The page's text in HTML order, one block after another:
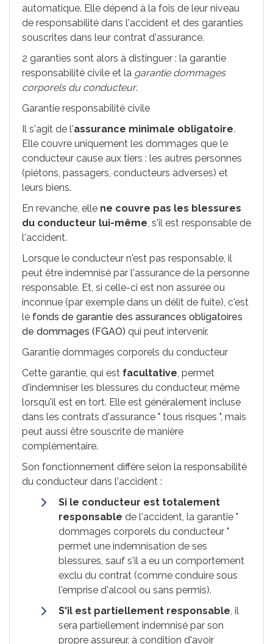
automatique. Elle dépend à la fois de leur niveau
de responsabilité dans l'accident et des garanties
souscrites dans leur contrat d'assurance.
2 garanties sont alors à distinguer : la garantie
responsabilité civile et la garantie dommages
corporels du conducteur.
Garantie responsabilité civile
Il s'agit de l'assurance minimale obligatoire.
Elle couvre uniquement les dommages que le
conducteur cause aux tiers : les autres personnes
(piétons, passagers, conducteurs adverses) et
leurs biens.
En revanche, elle ne couvre pas les blessures
du conducteur lui-même, s'il est responsable de
l'accident.
Lorsque le conducteur n'est pas responsable, il
peut être indemnisé par l'assurance de la personne
responsable. Et, si celle-ci est non assurée ou
inconnue (par exemple dans un délit de fuite), c'est
le fonds de garantie des assurances obligatoires
de dommages (FGAO) qui peut intervenir.
Garantie dommages corporels du conducteur
Cette garantie, qui est facultative, permet
d'indemniser les blessures du conducteur, même
lorsqu'il est en tort. Elle est généralement incluse
dans les contrats d'assurance " tous risques ", mais
peut aussi être souscrite de manière
complémentaire.
Son fonctionnement diffère selon la responsabilité
du conducteur dans l'accident :
Si le conducteur est totalement
responsable de l'accident, la garantie "
dommages corporels du conducteur "
permet une indemnisation de ses
blessures, sauf s'il a eu un comportement
exclu du contrat (comme conduire sous
l'emprise d'alcool ou sans permis).
S'il est partiellement responsable, il
sera partiellement indemnisé par son
propre assureur, à condition d'avoir